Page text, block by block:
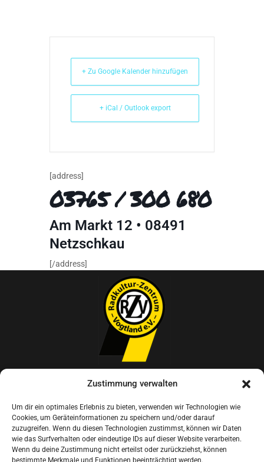
Zustimmung verwalten
Um dir ein optimales Erlebnis zu bieten, verwenden wir Technologien wie
Cookies, um Geräteinformationen zu speichern und/oder darauf
zuzugreifen. Wenn du diesen Technologien zustimmst, können wir Daten
wie das Surfverhalten oder eindeutige IDs auf dieser Website verarbeiten.
Wenn du deine Zustimmung nicht erteilst oder zurückziehst, können
bestimmte Merkmale und Funktionen beeinträchtigt werden.
+ Zu Google Kalender hinzufügen
+ iCal / Outlook export
[address]
03765 / 300 680
Am Markt 12 • 08491
Netzschkau
[/address]
Radkultur-Zentrum Vogtland e.V.
Am Markt 12, 08491 Netzschkau
vogtland@radkulturzentrum.de